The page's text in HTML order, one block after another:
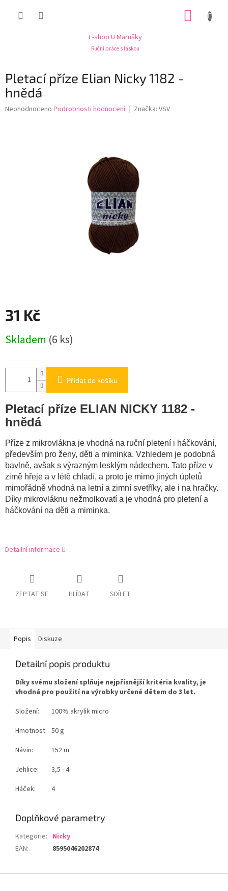
E-shop U Marušky
Ruční práce s láskou
Pletací příze Elian Nicky 1182 -
hnědá
Průměrné
Neohodnoceno Podrobnosti hodnocení Značka: VSV
31 Kč
cena:
Skladem (6 ks)
Přidat do košíku
Pletací příze ELIAN NICKY 1182 -
hnědá
Příze z mikrovlákna je vhodná na ruční pletení i háčkování,
především pro ženy, děti a miminka. Vzhledem je podobná
bavlně, avšak s výrazným lesklým nádechem. Tato příze v
zimě hřeje a v létě chladí, a proto je mimo jiných úpletů
mimořádně vhodná na letní a zimní svetříky, ale i na hračky.
Díky mikrovláknu nežmolkovatí a je vhodná pro pletení a
háčkování na děti a miminka.
Detailní informace
ZEPTAT SE HLÍDAT SDÍLET
Popis Diskuze
Detailní popis produktu
Díky svému složení splňuje nejpřísnější kritéria kvality, je
vhodná pro použití na výrobky určené dětem do 3 let.
Složení:
100% akrylik micro
Hmotnost: 50 g
Návin:
152 m
Jehlice:
3,5 - 4
Háček:
4
Doplňkové parametry
Kategorie: Nicky
EAN: 8595046202874